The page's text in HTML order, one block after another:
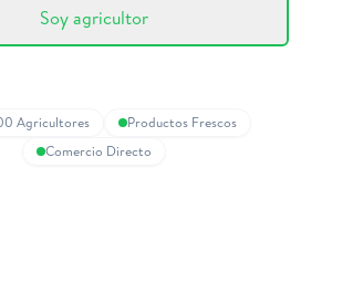
Soy agricultor
Agricultores
Productos Frescos
Comercio Directo